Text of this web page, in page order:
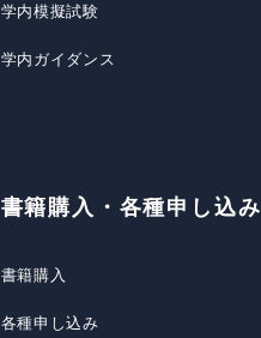
学内模擬試験
学内ガイダンス
書籍購入・各種申し込み
書籍購入
各種申し込み